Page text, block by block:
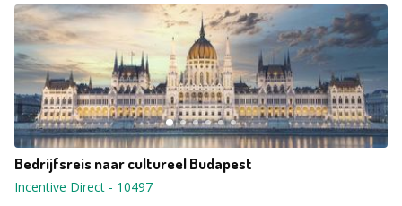
Bedrijfsreis naar cultureel Budapest
Incentive Direct - 10497